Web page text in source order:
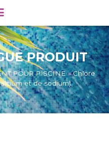
PRODUIT
POUR PISCINE»Chlore
et de sodium)